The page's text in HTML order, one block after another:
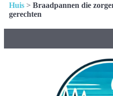
Huis > Braadpannen die
gerechten